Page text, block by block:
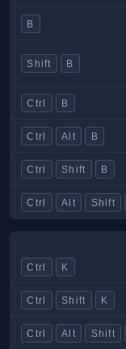
B
Shift B
Ctrl B
Ctrl Alt B
Ctrl Shift B
Ctrl Alt Shift
Ctrl K
Ctrl Shift K
Ctrl Alt Shift